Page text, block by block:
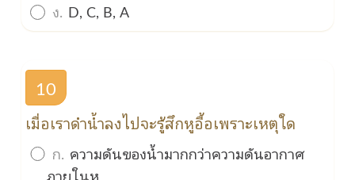
ง. D, C, B, A
10
เมื่อเราดำน้ำลงไปจะรู้สึกหูอื้อเพราะเหตุใด
ก. ความดันของน้ำมากกว่าความดันอากาศ
ภายในหู